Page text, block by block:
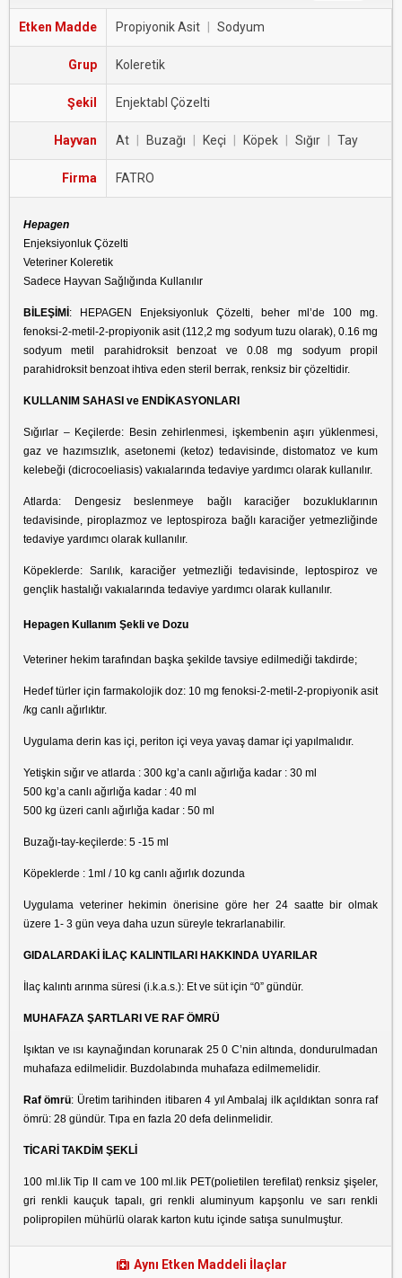
Etken Madde Propiyonik Asit Sodyum
Grup Koleretik
Şekil Enjektabl Çözelti
Hayvan At Buzağı Keçi Köpek Sığır Tay
Firma FATRO
Hepagen
Enjeksiyonluk Çözelti
Veteriner Koleretik
Sadece Hayvan Sağlığında Kullanılır
BİLEŞİMİ : HEPAGEN Enjeksiyonluk Çözelti, beher ml’de 100 mg.
fenoksi-2-metil-2-propiyonik asit (112,2 mg sodyum tuzu olarak), 0.16 mg
sodyum metil parahidroksit benzoat ve 0.08 mg sodyum propil
parahidroksit benzoat ihtiva eden steril berrak, renksiz bir çözeltidir.
KULLANIM SAHASI ve ENDİKASYONLARI
Sığırlar – Keçilerde: Besin zehirlenmesi, işkembenin aşırı yüklenmesi,
gaz ve hazımsızlık, asetonemi (ketoz) tedavisinde, distomatoz ve kum
kelebeği (dicrocoeliasis) vakıalarında tedaviye yardımcı olarak kullanılır.
Atlarda: Dengesiz beslenmeye bağlı karaciğer bozukluklarının
tedavisinde, piroplazmoz ve leptospiroza bağlı karaciğer yetmezliğinde
tedaviye yardımcı olarak kullanılır.
Köpeklerde: Sarılık, karaciğer yetmezliği tedavisinde, leptospiroz ve
gençlik hastalığı vakıalarında tedaviye yardımcı olarak kullanılır.
Hepagen Kullanım Şekli ve Dozu
Veteriner hekim tarafından başka şekilde tavsiye edilmediği takdirde;
Hedef türler için farmakolojik doz: 10 mg fenoksi-2-metil-2-propiyonik asit
/kg canlı ağırlıktır.
Uygulama derin kas içi, periton içi veya yavaş damar içi yapılmalıdır.
Yetişkin sığır ve atlarda : 300 kg’a canlı ağırlığa kadar : 30 ml
500 kg’a canlı ağırlığa kadar : 40 ml
500 kg üzeri canlı ağırlığa kadar : 50 ml
Buzağı-tay-keçilerde: 5 -15 ml
Köpeklerde : 1ml / 10 kg canlı ağırlık dozunda
Uygulama veteriner hekimin önerisine göre her 24 saatte bir olmak
üzere 1- 3 gün veya daha uzun süreyle tekrarlanabilir.
GIDALARDAKİ İLAÇ KALINTILARI HAKKINDA UYARILAR
İlaç kalıntı arınma süresi (i.k.a.s.): Et ve süt için “0” gündür.
MUHAFAZA ŞARTLARI VE RAF ÖMRÜ
Işıktan ve ısı kaynağından korunarak 25 0 C’nin altında, dondurulmadan
muhafaza edilmelidir. Buzdolabında muhafaza edilmemelidir.
Raf ömrü: Üretim tarihinden itibaren 4 yıl Ambalaj ilk açıldıktan sonra raf
ömrü: 28 gündür. Tıpa en fazla 20 defa delinmelidir.
TİCARİ TAKDİM ŞEKLİ
100 ml.lik Tip II cam ve 100 ml.lik PET(polietilen terefilat) renksiz şişeler,
gri renkli kauçuk tapalı, gri renkli aluminyum kapşonlu ve sarı renkli
polipropilen mühürlü olarak karton kutu içinde satışa sunulmuştur.
Aynı Etken Maddeli İlaçlar